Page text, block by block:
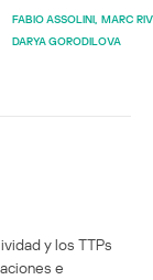
FABIO ASSOLINI MARC
DARYA GORODILOVA
y los TTPs
e